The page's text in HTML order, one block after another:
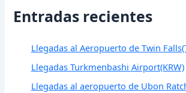
Entradas recientes
Llegadas al Aeropuerto de Twin
Llegadas Turkmenbashi Airport(KRW)
Llegadas al aeropuerto de Ubon